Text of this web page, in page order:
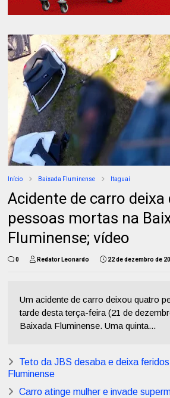
Início Baixada Fluminense Itaguaí
Acidente de carro
pessoas mortas na
Fluminense; vídeo
0 Redator Leonardo 22 de dezembro de
Um acidente de carro deixou quatro
tarde desta terça-feira (21 de
Baixada Fluminense. Uma quinta...
Teto da JBS desaba e deixa
Fluminense
Carro atinge mulher e invade